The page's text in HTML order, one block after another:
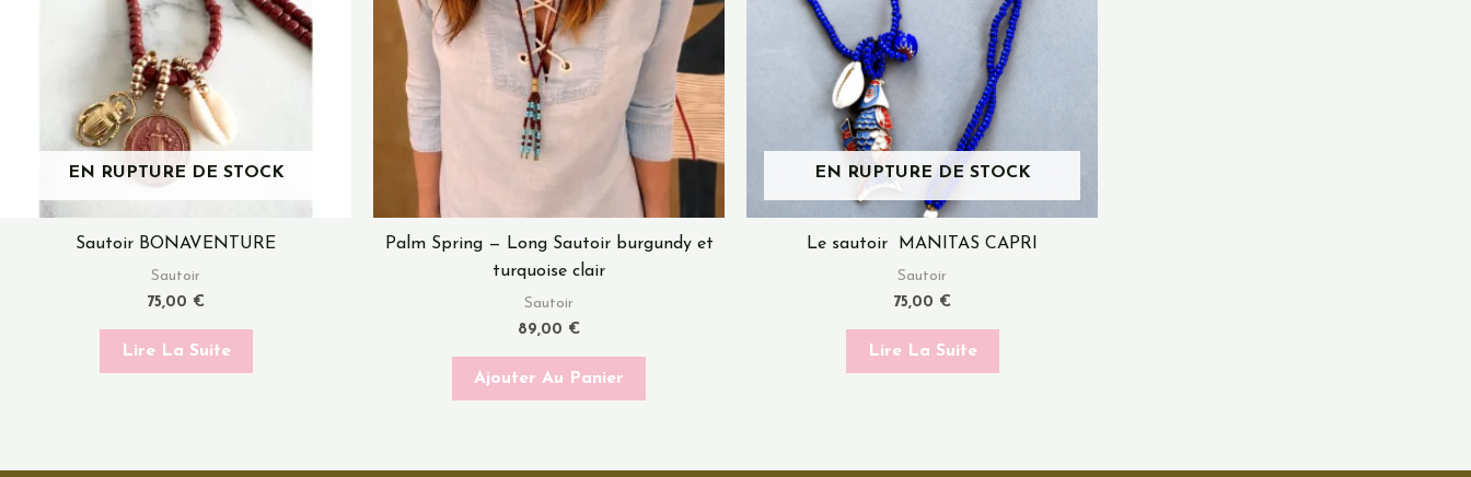
EN RUPTURE DE STOCK
Sautoir BONAVENTURE
Sautoir
75,00 €
Lire La Suite
Palm Spring — Long Sautoir burgundy et
turquoise clair
Sautoir
89,00 €
Ajouter Au Panier
EN RUPTURE DE STOCK
Le sautoir MANITAS CAPRI
Sautoir
75,00 €
Lire La Suite